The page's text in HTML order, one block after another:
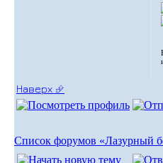
Наверх ⮵
Список форумов «Лазурный